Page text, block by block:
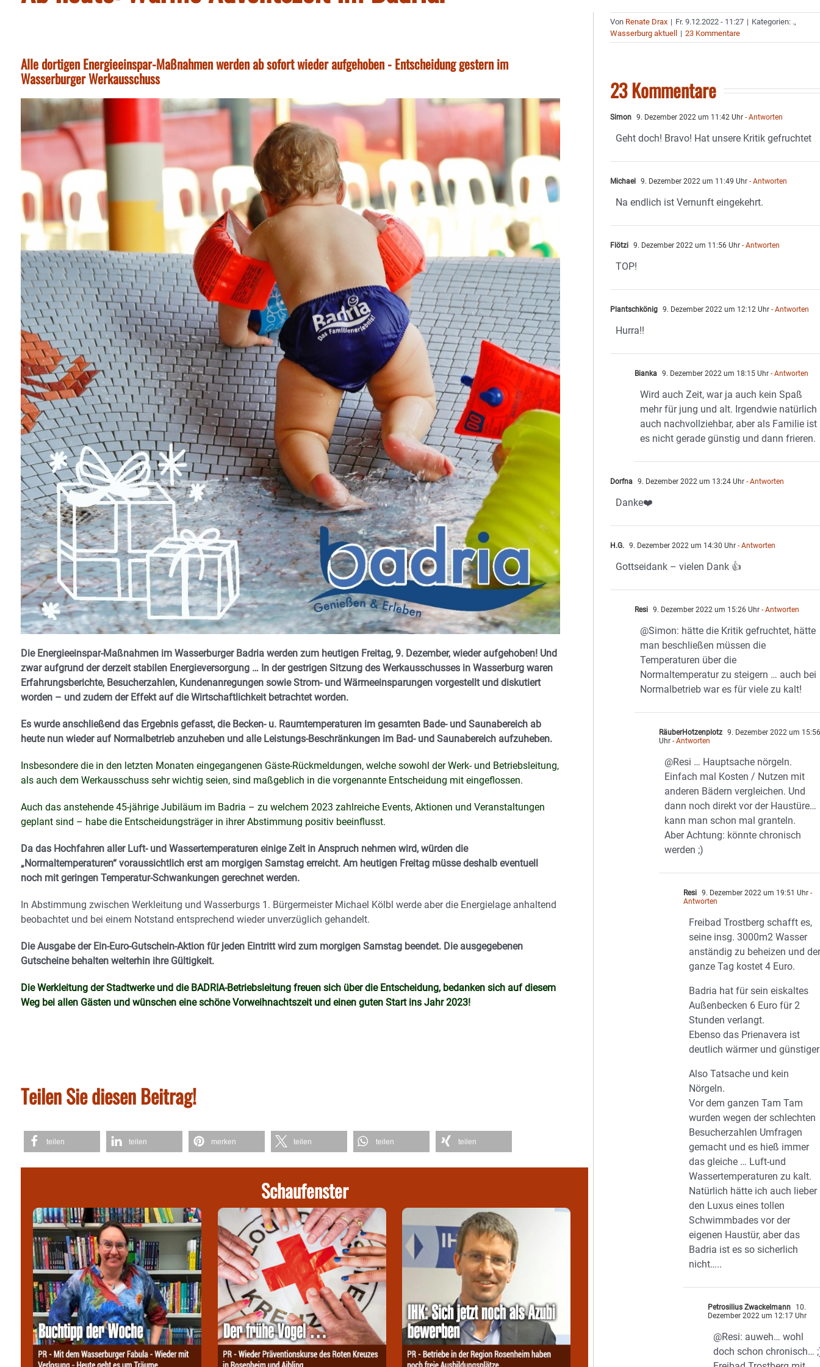
Alle dortigen Energieeinspar-Maßnahmen werden ab sofort wieder aufgehoben - Entscheidung gestern im
Wasserburger Werkausschuss
Die Energieeinspar-Maßnahmen im Wasserburger Badria werden zum heutigen Freitag, 9. Dezember, wieder aufgehoben! Und
zwar aufgrund der derzeit stabilen Energieversorgung … In der gestrigen Sitzung des Werkausschusses in Wasserburg waren
Erfahrungsberichte, Besucherzahlen, Kundenanregungen sowie Strom- und Wärmeeinsparungen vorgestellt und diskutiert
worden – und zudem der Effekt auf die Wirtschaftlichkeit betrachtet worden.
Es wurde anschließend das Ergebnis gefasst, die Becken- u. Raumtemperaturen im gesamten Bade- und Saunabereich ab
heute nun wieder auf Normalbetrieb anzuheben und alle Leistungs-Beschränkungen im Bad- und Saunabereich aufzuheben.
Insbesondere die in den letzten Monaten eingegangenen Gäste-Rückmeldungen, welche sowohl der Werk- und Betriebsleitung,
als auch dem Werkausschuss sehr wichtig seien, sind maßgeblich in die vorgenannte Entscheidung mit eingeflossen.
Auch das anstehende 45-jährige Jubiläum im Badria – zu welchem 2023 zahlreiche Events, Aktionen und Veranstaltungen
geplant sind – habe die Entscheidungsträger in ihrer Abstimmung positiv beeinflusst.
Da das Hochfahren aller Luft- und Wassertemperaturen einige Zeit in Anspruch nehmen wird, würden die
„Normaltemperaturen“ voraussichtlich erst am morgigen Samstag erreicht. Am heutigen Freitag müsse deshalb eventuell
noch mit geringen Temperatur-Schwankungen gerechnet werden.
In Abstimmung zwischen Werkleitung und Wasserburgs 1. Bürgermeister Michael Kölbl werde aber die Energielage anhaltend
beobachtet und bei einem Notstand entsprechend wieder unverzüglich gehandelt.
Die Ausgabe der Ein-Euro-Gutschein-Aktion für jeden Eintritt wird zum morgigen Samstag beendet. Die ausgegebenen
Gutscheine behalten weiterhin ihre Gültigkeit.
Die Werkleitung der Stadtwerke und die BADRIA-Betriebsleitung freuen sich über die Entscheidung, bedanken sich auf diesem
Weg bei allen Gästen und wünschen eine schöne Vorweihnachtszeit und einen guten Start ins Jahr 2023!
Teilen Sie diesen Beitrag!
teilen teilen merken teilen teilen teilen
Schaufenster
Von Renate Drax | Fr. 9.12.2022 - 11:27 | Kategorien: .,
Wasserburg aktuell
| 23 Kommentare
23 Kommentare
Simon 9. Dezember 2022 um 11:42 Uhr - Antworten
Geht doch! Bravo! Hat unsere Kritik gefruchtet
Michael 9. Dezember 2022 um 11:49 Uhr - Antworten
Na endlich ist Vernunft eingekehrt.
Flötzi 9. Dezember 2022 um 11:56 Uhr - Antworten
TOP!
Plantschkönig 9. Dezember 2022 um 12:12 Uhr - Antworten
Hurra!!
Bianka 9. Dezember 2022 um 18:15 Uhr - Antworten
Wird auch Zeit, war ja auch kein Spaß
mehr für jung und alt. Irgendwie natürlich
auch nachvollziehbar, aber als Familie ist
es nicht gerade günstig und dann frieren.
Dorfna 9. Dezember 2022 um 13:24 Uhr - Antworten
Danke❤️
H.G. 9. Dezember 2022 um 14:30 Uhr - Antworten
Gottseidank – vielen Dank 👍
Resi 9. Dezember 2022 um 15:26 Uhr - Antworten
@Simon: hätte die Kritik gefruchtet, hätte
man beschließen müssen die
Temperaturen über die
Normaltemperatur zu steigern … auch bei
Normalbetrieb war es für viele zu kalt!
RäuberHotzenplotz 9. Dezember 2022 um
Uhr - Antworten
@Resi … Hauptsache nörgeln.
Einfach mal Kosten / Nutzen mit
anderen Bädern vergleichen. Und
dann noch direkt vor der Haustüre…
kann man schon mal granteln.
Aber Achtung: könnte chronisch
werden ;)
Resi 9. Dezember 2022 um 19:51 Uhr -
Antworten
Freibad Trostberg schafft es,
seine insg. 3000m2 Wasser
anständig zu beheizen und
ganze Tag kostet 4 Euro.
Badria hat für sein eiskaltes
Außenbecken 6 Euro für 2
Stunden verlangt.
Ebenso das Prienavera ist
deutlich wärmer und
Also Tatsache und kein
Nörgeln.
Vor dem ganzen Tam Tam
wurden wegen der schlechten
Besucherzahlen Umfragen
gemacht und es hieß immer
das gleiche … Luft-und
Wassertemperaturen zu kalt.
Natürlich hätte ich auch lieber
den Luxus eines tollen
Schwimmbades vor der
eigenen Haustür, aber das
Badria ist es so sicherlich
nicht…..
Petrosilius Zwackelmann
10.
Dezember 2022 um 12:17 Uhr
@Resi: auweh… wohl
doch schon chronisch…